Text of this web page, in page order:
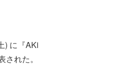
) に『AKi
れた。